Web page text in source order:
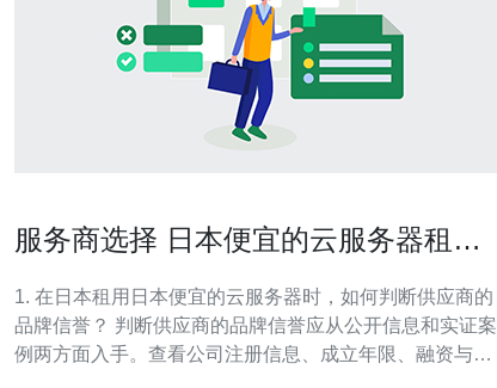
服务商选择 日本便宜的云服务器租用
1. 在日本租用日本便宜的云服务器时，如何判断供应商的
品牌信誉？ 判断供应商的品牌信誉应从公开信息和实证案
例两方面入手。查看公司注册信息、成立年限、融资与合